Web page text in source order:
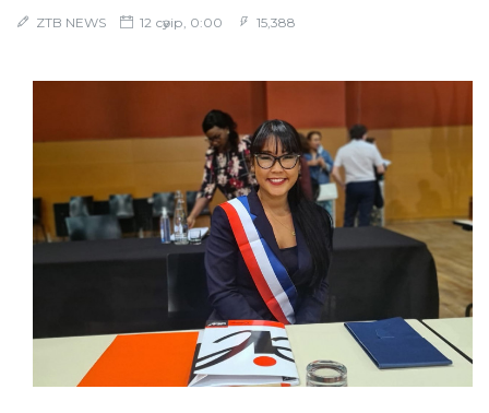
ZTB NEWS 12 сәуір, 0:00 15,388